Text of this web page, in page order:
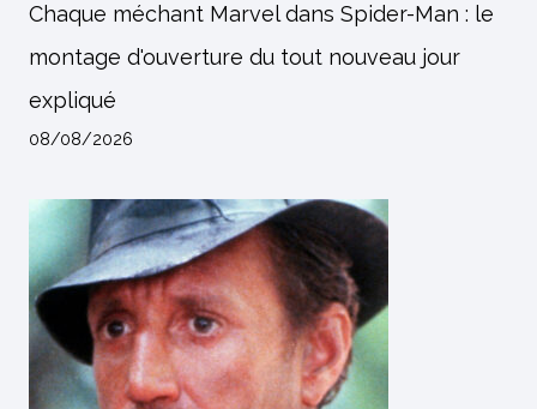
Chaque méchant Marvel dans Spider-Man : le
montage d'ouverture du tout nouveau jour
expliqué
08/08/2026